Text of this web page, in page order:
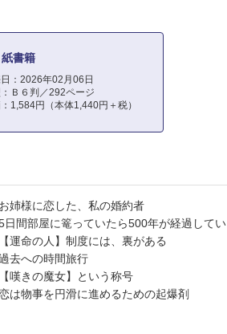
紙書籍
：2026年02月06日
Ｂ６判／292ページ
1,584円（本体1,440円＋税）
姉様に恋した、私の婚約者
間部屋に篭っていたら500年が経過してい
運命の人】制度には、裏がある
去への時間旅行
嘆きの魔女】という称号
は物事を円滑に進めるための起爆剤